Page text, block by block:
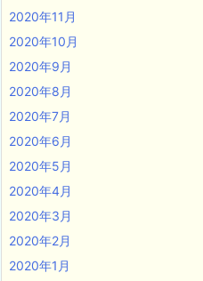
2020年11月
2020年10月
2020年9月
2020年8月
2020年7月
2020年6月
2020年5月
2020年4月
2020年3月
2020年2月
2020年1月